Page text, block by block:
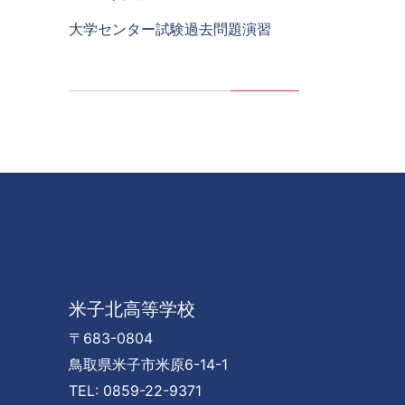
大学センター試験過去問題演習
米子北高等学校
〒683-0804
鳥取県米子市米原6-14-1
TEL: 0859-22-9371